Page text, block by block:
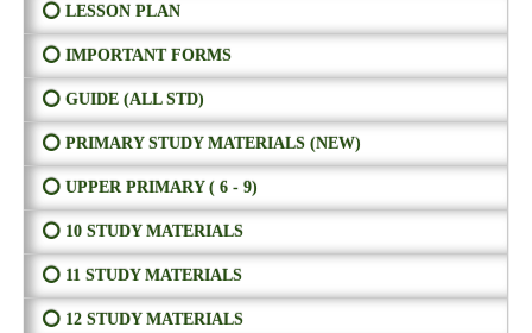
⭕ LESSON PLAN
⭕ IMPORTANT FORMS
⭕ GUIDE (ALL STD)
⭕ PRIMARY STUDY MATERIALS (NEW)
⭕ UPPER PRIMARY ( 6 - 9)
⭕ 10 STUDY MATERIALS
⭕ 11 STUDY MATERIALS
⭕ 12 STUDY MATERIALS